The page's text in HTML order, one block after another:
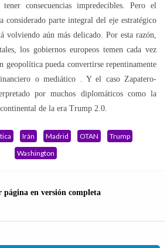
consecuencias impredecibles. Pero el
considerado parte integral del eje estratégico
volviendo aún más delicado. Por esta razón,
los gobiernos europeos temen cada vez
geopolítica pueda convertirse repentinamente
o mediático . Y el caso Zapatero-
por muchos diplomáticos como la
de la era Trump 2.0.
Irán Madrid OTAN
Trump
Washington
página en versión completa